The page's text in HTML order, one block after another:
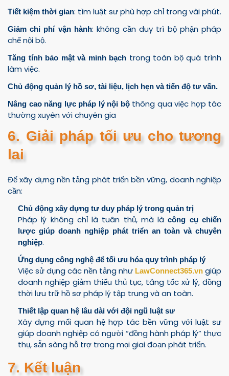
Tiết kiệm thời gian: tìm luật sư phù hợp chỉ trong vài phút.
Giảm chi phí vận hành: không cần duy trì bộ phận pháp
chế nội bộ.
Tăng tính bảo mật và minh bạch trong toàn bộ quá trình
làm việc.
Chủ động quản lý hồ sơ, tài liệu, lịch hẹn và tiến độ tư vấn.
Nâng cao năng lực pháp lý nội bộthông qua việc hợp tác
thường xuyên với chuyên gia
6. Giải pháp tối ưu cho tương
lai
Để xây dựng nền tảng phát triển bền vững, doanh nghiệp
cần:
Chủ động xây dựng tư duy pháp lý trong quản trị
Pháp lý không chỉ là tuân thủ, mà làcông cụ chiến
lược giúp doanh nghiệp phát triển an toàn và chuyên
nghiệp.
Ứng dụng công nghệ để tối ưu hóa quy trình pháp lý
Việc sử dụng các nền tảng như LawConnect365.vn giúp
doanh nghiệp giảm thiểu thủ tục, tăng tốc xử lý, đồng
thời lưu trữ hồ sơ pháp lý tập trung và an toàn.
Thiết lập quan hệ lâu dài với đội ngũ luật sư
Xây dựng mối quan hệ hợp tác bền vững với luật sư
giúp doanh nghiệp có người “đồng hành pháp lý” thực
thụ, sẵn sàng hỗ trợ trong mọi giai đoạn phát triển.
7. Kết luận